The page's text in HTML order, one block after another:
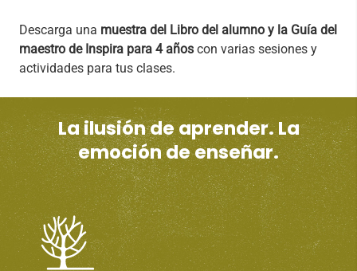
Descarga una muestra del Libro del alumno y la Guía del
maestro de Inspira para 4 años con varias sesiones y
actividades para tus clases.
La ilusión de aprender. La
emoción de enseñar.